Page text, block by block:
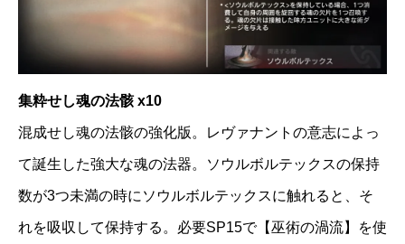
集粋せし魂の法骸 x10
混成せし魂の法骸の強化版。レヴァナントの意志によっ
て誕生した強大な魂の法器。ソウルボルテックスの保持
数が3つ未満の時にソウルボルテックスに触れると、そ
れを吸収して保持する。必要SP15で【巫術の渦流】を使